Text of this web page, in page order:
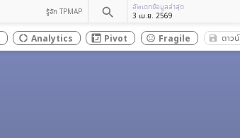
รู้จัก TPMAP search
อัพเดทข้อมูลล่าสุด
3 เม.ย. 2569
donut_large Analytics Pivot sentiment_dissatisfied Fragile ดาว